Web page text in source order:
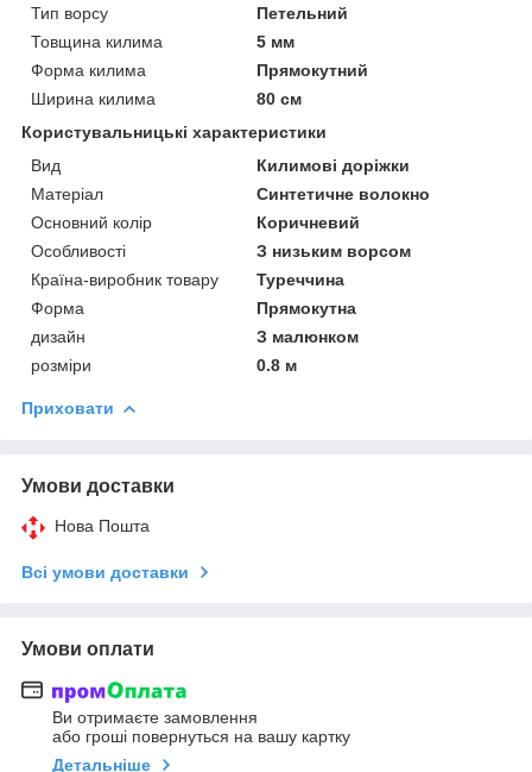
Тип ворсу
Петельний
Товщина килима
5 мм
Форма килима
Прямокутний
Ширина килима
80 см
Користувальницькі характеристики
Вид
Килимові доріжки
Матеріал
Синтетичне волокно
Основний колір
Коричневий
Особливості
З низьким ворсом
Країна-виробник товару
Туреччина
Форма
Прямокутна
дизайн
З малюнком
розміри
0.8 м
Приховати
Умови доставки
Нова Пошта
Всі умови доставки
Умови оплати
Ви отримаєте замовлення
або гроші повернуться на вашу картку
Детальніше